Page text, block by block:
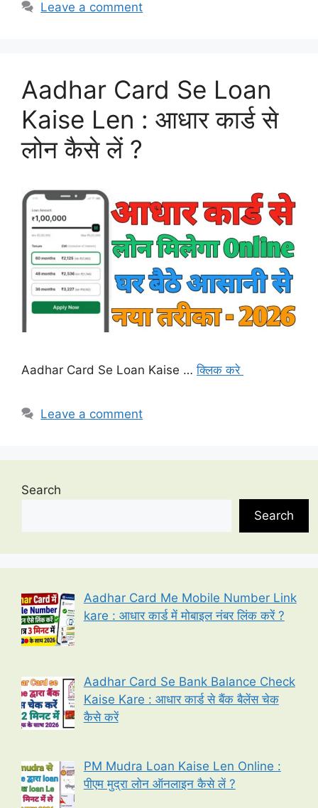
Leave a comment
Aadhar Card Se Loan
Kaise Len : आधार कार्ड से
लोन कैसे लें ?
Aadhar Card Se Loan Kaise …क्लिक करे
Leave a comment
Search
Search
Aadhar Card Me Mobile Number Link
kare : आधार कार्ड में मोबाइल नंबर लिंक करें ?
Aadhar Card Se Bank Balance Check
Kaise Kare : आधार कार्ड से बैंक बैलेंस चेक
कैसे करें
PM Mudra Loan Kaise Len Online :
पीएम मुद्रा लोन ऑनलाइन कैसे लें ?